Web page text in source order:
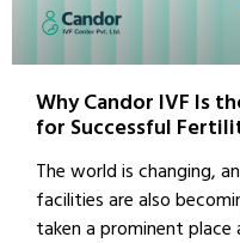
Why Candor IVF Is
for Successful
The world is changing,
facilities are also
taken a prominent